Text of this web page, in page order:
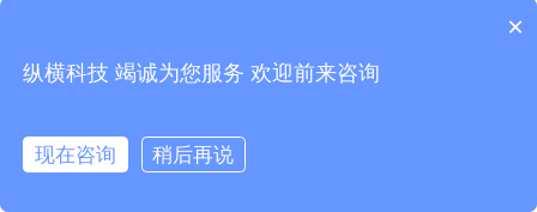
×
纵横科技 竭诚为您服务 欢迎前来咨询
现在咨询 稍后再说